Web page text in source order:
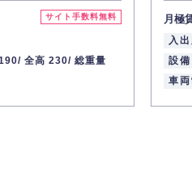
幸男
サイト手数料無料
全高 230/ 総重量
月極
入
設備
車